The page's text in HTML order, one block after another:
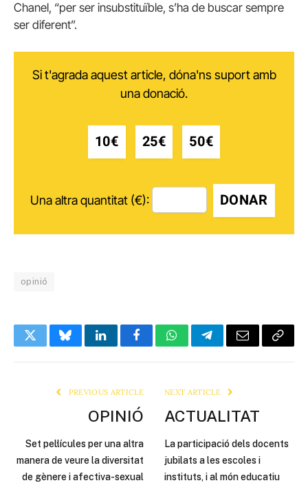
Chanel, “per ser insubstituïble, s’ha de buscar sempre
ser diferent”.
Si t'agrada aquest article, dóna'ns suport amb
una donació.
10€ 25€ 50€
Una altra quantitat (€): DONAR
opinió
TwitterBlueskyLinkedInFacebookWhatsAppTelegramEmail Copy
PREVIOUS ARTICLE
OPINIÓ
Set pel·lícules per una altra
manera de veure la diversitat
de gènere i afectiva-sexual
NEXT ARTICLE
ACTUALITAT
La participació dels docents
jubilats a les escoles i
instituts, i al món educatiu